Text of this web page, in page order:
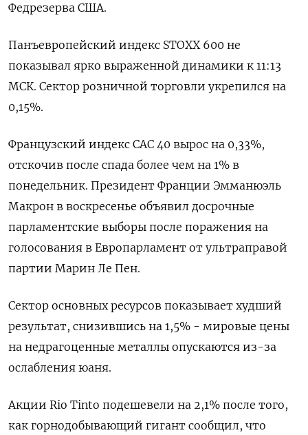
Федрезерва США.
Панъевропейский индекс STOXX 600 не
показывал ярко выраженной динамики к 11:13
МСК. Сектор розничной торговли укрепился на
0,15%.
Французский индекс CAC 40 вырос на 0,33%,
отскочив после спада более чем на 1% в
понедельник. Президент Франции Эмманюэль
Макрон в воскресенье объявил досрочные
парламентские выборы после поражения на
голосования в Европарламент от ультраправой
партии Марин Ле Пен.
Сектор основных ресурсов показывает худший
результат, снизившись на 1,5% - мировые цены
на недрагоценные металлы опускаются из-за
ослабления юаня.
Акции Rio Tinto подешевели на 2,1% после того,
как горнодобывающий гигант сообщил, что